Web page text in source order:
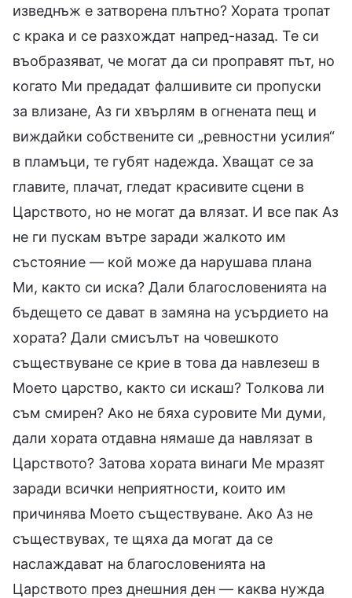
изведнъж е затворена плътно? Хората тропат
с крака и се разхождат напред-назад. Те си
въобразяват, че могат да си проправят път, но
когато Ми предадат фалшивите си пропуски
за влизане, Аз ги хвърлям в огнената пещ и
виждайки собствените си „ревностни усилия“
в пламъци, те губят надежда. Хващат се за
главите, плачат, гледат красивите сцени в
Царството, но не могат да влязат. И все пак Аз
не ги пускам вътре заради жалкото им
състояние — кой може да нарушава плана
Ми, както си иска? Дали благословенията на
бъдещето се дават в замяна на усърдието на
хората? Дали смисълът на човешкото
съществуване се крие в това да навлезеш в
Моето царство, както си искаш? Толкова ли
съм смирен? Ако не бяха суровите Ми думи,
дали хората отдавна нямаше да навлязат в
Царството? Затова хората винаги Ме мразят
заради всички неприятности, които им
причинява Моето съществуване. Ако Аз не
съществувах, те щяха да могат да се
наслаждават на благословенията на
Царството през днешния ден — каква нужда